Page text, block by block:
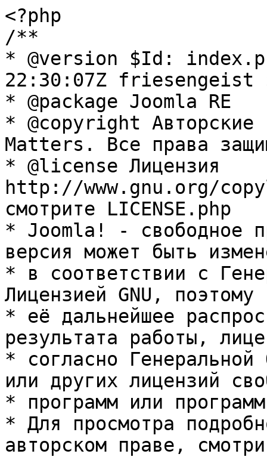
<?php
/**
* @version $Id:
22:30:07Z friesengeist
* @package Joomla RE
* @copyright Авторские
Matters. Все права
* @license Лицензия
http://www.gnu.org/
смотрите LICENSE.php
* Joomla! - свободное
версия может быть
* в соответствии с
Лицензией GNU, поэтому
* её дальнейшее
результата работы,
* согласно Генеральной
или других лицензий
* программ или
* Для просмотра
авторском праве,